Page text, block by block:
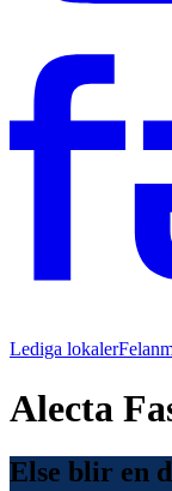
Lediga lokaler
Alecta
Else blir en